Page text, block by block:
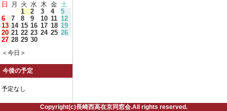
日 月 火 水 木 金 土
1
2 3 4
5
6
7 8 9 10 11 12
13 14 15 16 17 18 19
20 21 22 23 24 25 26
27 28 29 30
＜今日＞
今後の予定
予定なし
Copyright(c)長崎西高在京同窓会.All rights reserved.